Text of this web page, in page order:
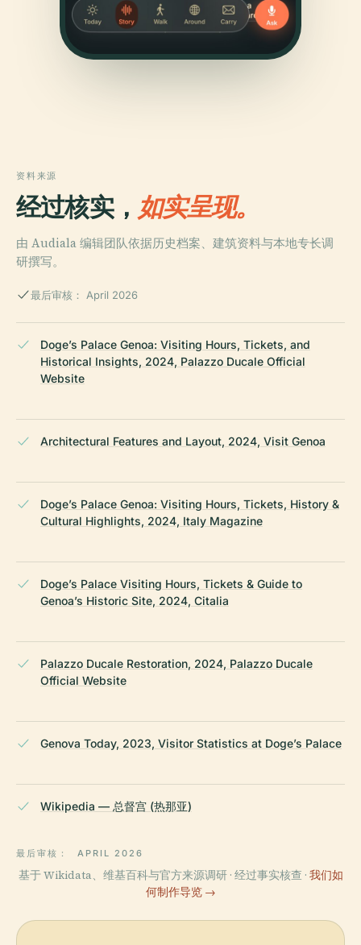
资料来源
经过核实， 如实呈现。
由 Audiala 编辑团队依据历史档案、建筑资料与本地专长调
研撰写。
最后审核： April 2026
Doge’s Palace Genoa: Visiting Hours, Tickets, and
Historical Insights, 2024, Palazzo Ducale Official
Website
Architectural Features and Layout, 2024, Visit Genoa
Doge’s Palace Genoa: Visiting Hours, Tickets, History &
Cultural Highlights, 2024, Italy Magazine
Doge’s Palace Visiting Hours, Tickets & Guide to
Genoa’s Historic Site, 2024, Citalia
Palazzo Ducale Restoration, 2024, Palazzo Ducale
Official Website
Genova Today, 2023, Visitor Statistics at Doge’s Palace
Wikipedia — 总督宫 (热那亚)
最后审核： APRIL 2026
基于 Wikidata、维基百科与官方来源调研 · 经过事实核查 · 我们如
何制作导览 →